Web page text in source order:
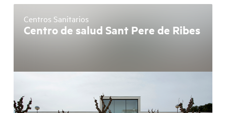
Centros Sanitarios
Centro de salud Sant Pere de Ribes